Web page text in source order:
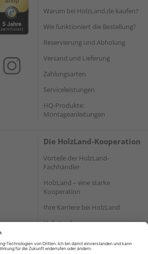
Warum bei HolzLand.de kaufen?
Wie funktioniert die Bestellung?
Reservierung und Abholung
Versand und Lieferung
Zahlungsarten
Serviceleistungen
HQ-Produkte:
Montageanleitungen
Die HolzLand-Kooperation
Vorteile der HolzLand-
Fachhändler
HolzLand – eine starke
Kooperation
Ihre Karriere bei HolzLand
Holz-Lexikon